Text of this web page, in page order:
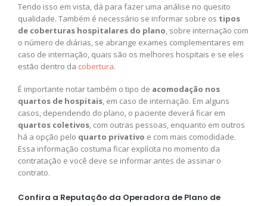
Tendo isso em vista, dá para fazer uma análise no quesito
qualidade. Também é necessário se informar sobre os tipos
de coberturas hospitalares do plano, sobre internação com
o número de diárias, se abrange exames complementares em
caso de internação, quais são os melhores hospitais e se eles
estão dentro da cobertura.
É importante notar também o tipo de acomodação nos
quartos de hospitais, em caso de internação. Em alguns
casos, dependendo do plano, o paciente deverá ficar em
quartos coletivos, com outras pessoas, enquanto em outros
há a opção pelo quarto privativo e com mais comodidade.
Essa informação costuma ficar explícita no momento da
contratação e você deve se informar antes de assinar o
contrato.
Confira a Reputação da Operadora de Plano de